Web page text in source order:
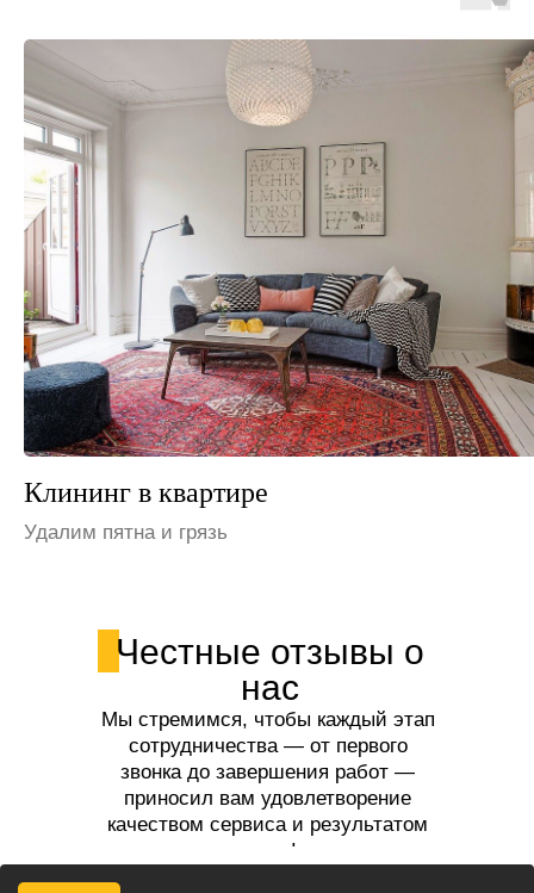
Клининг на даче
Устраним неприятные запахи
Честные отзывы о
нас
Мы стремимся, чтобы каждый этап
сотрудничества — от первого
звонка до завершения работ —
приносил вам удовлетворение
качеством сервиса и результатом
услуг!